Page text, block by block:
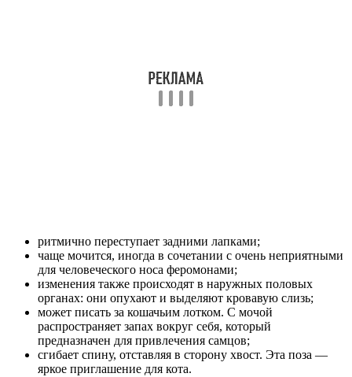
ритмично переступает задними лапками;
чаще мочится, иногда в сочетании с очень неприятными
для человеческого носа феромонами;
изменения также происходят в наружных половых
органах: они опухают и выделяют кровавую слизь;
может писать за кошачьим лотком. С мочой
распространяет запах вокруг себя, который
предназначен для привлечения самцов;
сгибает спину, отставляя в сторону хвост. Эта поза —
яркое приглашение для кота.